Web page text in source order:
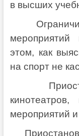
в высших
этом, как
на спорт не
кинотеатров,
мероприятий и